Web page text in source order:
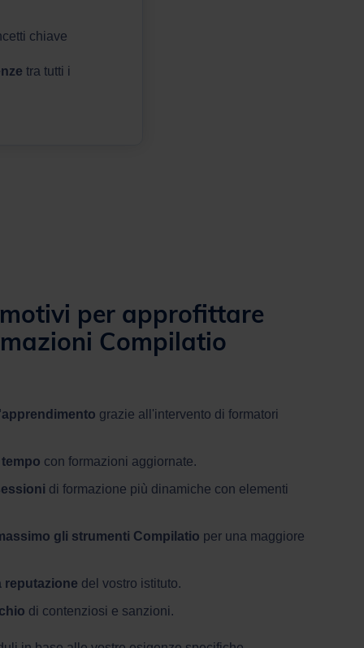
chiave
tra tutti i
per approfittare
Compilatio
grazie all'intervento di formatori
con formazioni aggiornate.
di formazione più dinamiche con elementi
gli strumenti Compilatio per una maggiore
reputazione del vostro istituto.
di contenziosi e sanzioni.